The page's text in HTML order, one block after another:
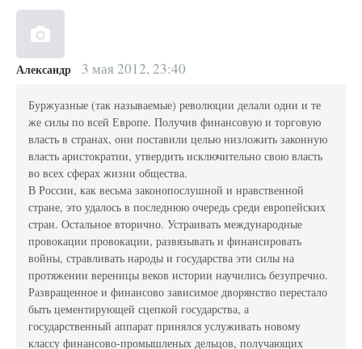
Александр 3 мая 2012, 23:40
Буржуазные (так называемые) революции делали одни и те
же силы по всей Европе. Получив финансовую и торговую
власть в странах, они поставили целью низложить законную
власть аристократии, утвердить исключительно свою власть
во всех сферах жизни общества.
В России, как весьма законопослушной и нравственной
стране, это удалось в последнюю очередь среди европейских
стран. Остальное вторично. Устраивать международные
провокации провокации, развязывать и финансировать
войны, стравливать народы и государства эти силы на
протяжении вереницы веков истории научились безупречно.
Развращенное и финансово зависимое дворянство перестало
быть цементирующей сцепкой государства, а
государственный аппарат принялся услуживать новому
классу финансово-промышленых дельцов, получающих